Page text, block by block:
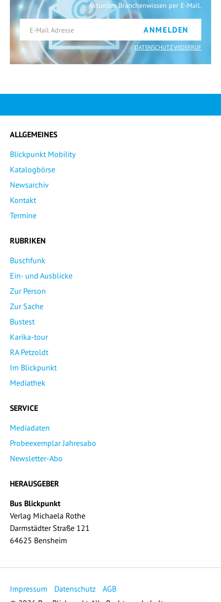
Aktuelles Branchenwissen per E-Mail.
ANMELDEN
DATENSCHUTZ WIDERRUF
ALLGEMEINES
Blickpunkt Mobility
Katalogbörse
Newsarchiv
Kontakt
Termine
RUBRIKEN
Buschfunk
Ein- und Ausblicke
Zur Person
Zur Sache
Bustest
Karika-tour
RA Petzoldt
Im Blickpunkt
Mediathek
SERVICE
Mediadaten
Probeexemplar Jahresabo
Newsletter-Abo
HERAUSGEBER
Bus Blickpunkt
Verlag Michaela Rothe
Darmstädter Straße 121
64625 Bensheim
Impressum Datenschutz
AGB